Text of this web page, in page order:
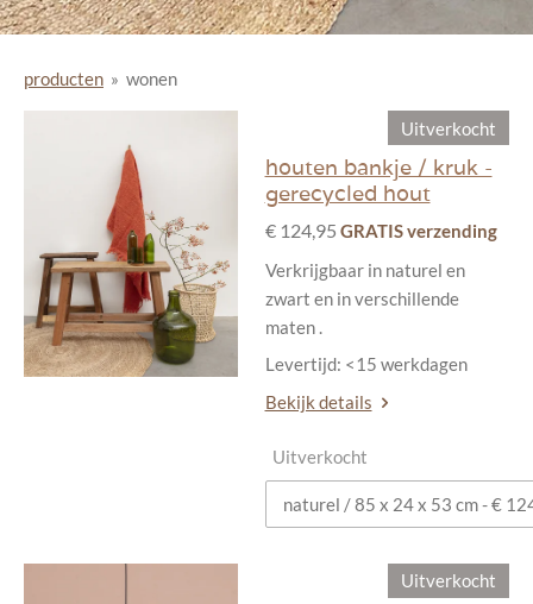
producten » wonen
Uitverkocht
houten bankje / kruk -
gerecycled hout
€ 124,95 GRATIS verzending
Verkrijgbaar in naturel en
zwart en in verschillende
maten .
Levertijd: <15 werkdagen
Bekijk details
Uitverkocht
Uitverkocht